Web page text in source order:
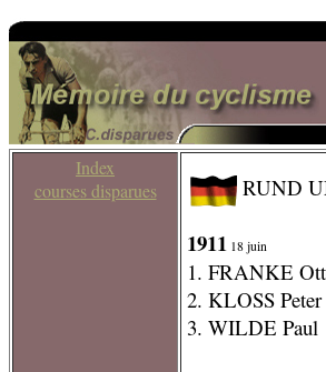
Index
courses disparues
RUND
1911 18 juin
1. FRANKE
2. KLOSS Peter
3. WILDE Paul